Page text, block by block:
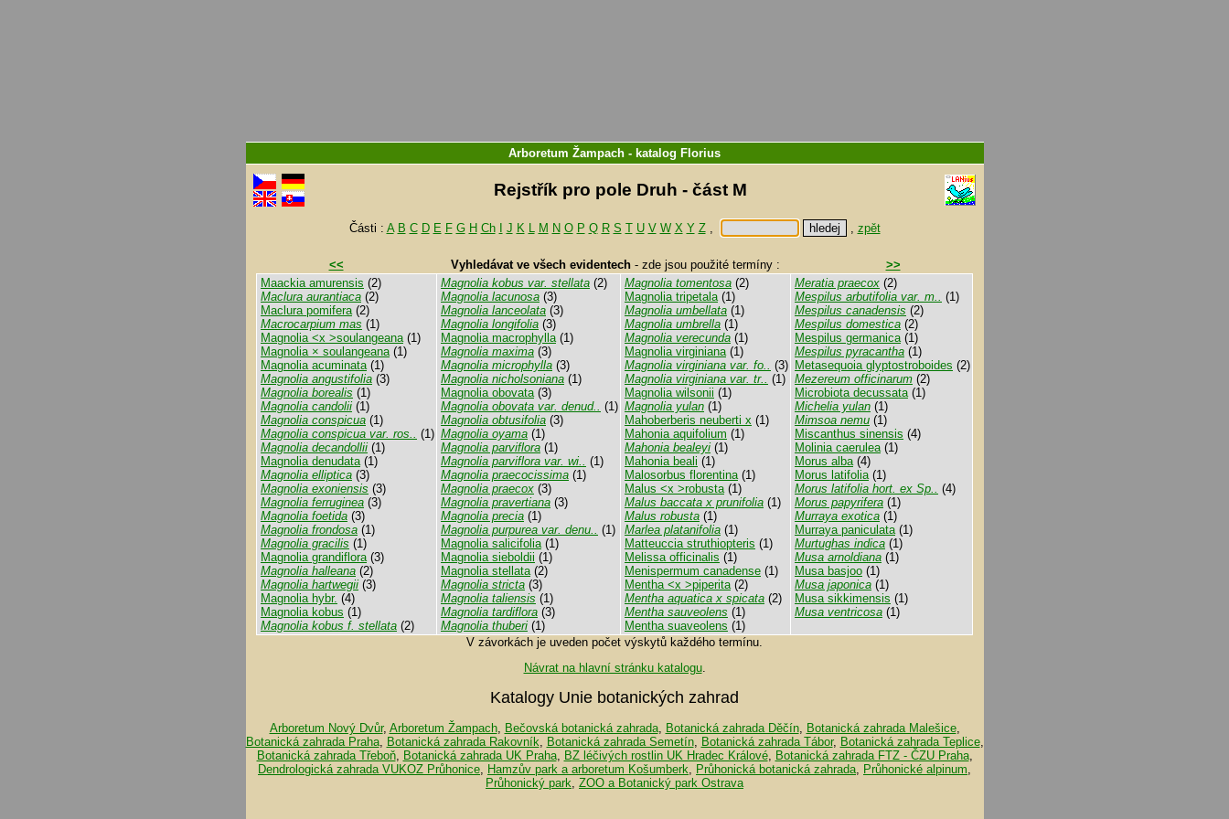
Arboretum Žampach - katalog Florius
Rejstřík pro pole Druh - část M
Části : A B C D E F G H Ch J K L M N O P Q R S T U V W X Y Z, , zpět
<< Vyhledávat ve všech evidentech- zde jsou použité termíny :
>>
Maackia amurensis (2)
Maclura aurantiaca (2)
Maclura pomifera(2)
Macrocarpium mas (1)
Magnolia <x >soulangeana(1)
Magnolia × soulangeana(1)
Magnolia acuminata(1)
Magnolia angustifolia (3)
Magnolia borealis (1)
Magnolia candolii (1)
Magnolia conspicua (1)
Magnolia conspicua var. ros.. (1)
Magnolia decandollii (1)
Magnolia denudata(1)
Magnolia elliptica (3)
Magnolia exoniensis (3)
Magnolia ferruginea (3)
Magnolia foetida (3)
Magnolia frondosa (1)
Magnolia gracilis (1)
Magnolia grandiflora(3)
Magnolia halleana (2)
Magnolia hartwegii (3)
Magnolia hybr. (4)
Magnolia kobus (1)
Magnolia kobus f. stellata (2)
Magnolia kobus var. stellata (2)
Magnolia lacunosa (3)
Magnolia lanceolata (3)
Magnolia longifolia (3)
Magnolia macrophylla(1)
Magnolia maxima (3)
Magnolia microphylla (3)
Magnolia nicholsoniana (1)
Magnolia obovata(3)
Magnolia obovata var. denud.. (1)
Magnolia obtusifolia (3)
Magnolia oyama (1)
Magnolia parviflora (1)
Magnolia parviflora var. wi.. (1)
Magnolia praecocissima (1)
Magnolia praecox (3)
Magnolia pravertiana (3)
Magnolia precia (1)
Magnolia purpurea var. denu.. (1)
Magnolia salicifolia(1)
Magnolia sieboldii (1)
Magnolia stellata(2)
Magnolia stricta (3)
Magnolia taliensis (1)
Magnolia tardiflora (3)
Magnolia thuberi (1)
Magnolia tomentosa (2)
Magnolia tripetala(1)
Magnolia umbellata (1)
Magnolia umbrella (1)
Magnolia verecunda (1)
Magnolia virginiana(1)
Magnolia virginiana var. fo.. (3)
Magnolia virginiana var. tr.. (1)
Magnolia wilsonii (1)
Magnolia yulan (1)
Mahoberberis neuberti x (1)
Mahonia aquifolium (1)
Mahonia bealeyi (1)
Mahonia beali (1)
Malosorbus florentina(1)
Malus <x >robusta(1)
Malus baccata x prunifolia (1)
Malus robusta (1)
Marlea platanifolia (1)
Matteuccia struthiopteris (1)
Melissa officinalis (1)
Menispermum canadense (1)
Mentha <x >piperita(2)
Mentha aquatica x spicata (2)
Mentha sauveolens (1)
Mentha suaveolens (1)
Meratia praecox (2)
Mespilus arbutifolia var. m.. (1)
Mespilus canadensis (2)
Mespilus domestica (2)
Mespilus germanica(1)
Mespilus pyracantha (1)
Metasequoia glyptostroboides (2)
Mezereum officinarum (2)
Microbiota decussata(1)
Michelia yulan (1)
Mimsoa nemu (1)
Miscanthus sinensis (4)
Molinia caerulea(1)
Morus alba(4)
Morus latifolia(1)
Morus latifolia hort. ex Sp.. (4)
Morus papyrifera (1)
Murraya exotica (1)
Murraya paniculata(1)
Murtughas indica (1)
Musa arnoldiana (1)
Musa basjoo (1)
Musa japonica (1)
Musa sikkimensis (1)
Musa ventricosa (1)
V závorkách je uveden počet výskytů každého termínu.
Návrat na hlavní stránku katalogu.
Katalogy Unie botanických zahrad
Arboretum Nový Dvůr, Arboretum Žampach, Bečovská botanická zahrada, Botanická zahrada Děčín, Botanická zahrada Malešice,
Botanická zahrada Praha, Botanická zahrada Rakovník Botanická zahrada Semetín, Botanická zahrada Tábor, Botanická zahrada Teplice,
Botanická zahrada Třeboň, Botanická zahrada UK Praha, BZ léčivých rostlin UK Hradec Králové, Botanická zahrada FTZ - ČZU Praha,
Dendrologická zahrada VUKOZ Průhonice
Hamzův park a arboretum Košumberk Průhonická botanická zahrada Průhonické alpinum
Průhonický park ZOO a Botanický park Ostrava